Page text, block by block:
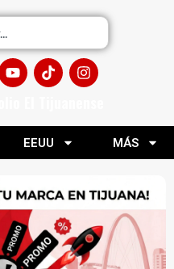
EEUU MÁS